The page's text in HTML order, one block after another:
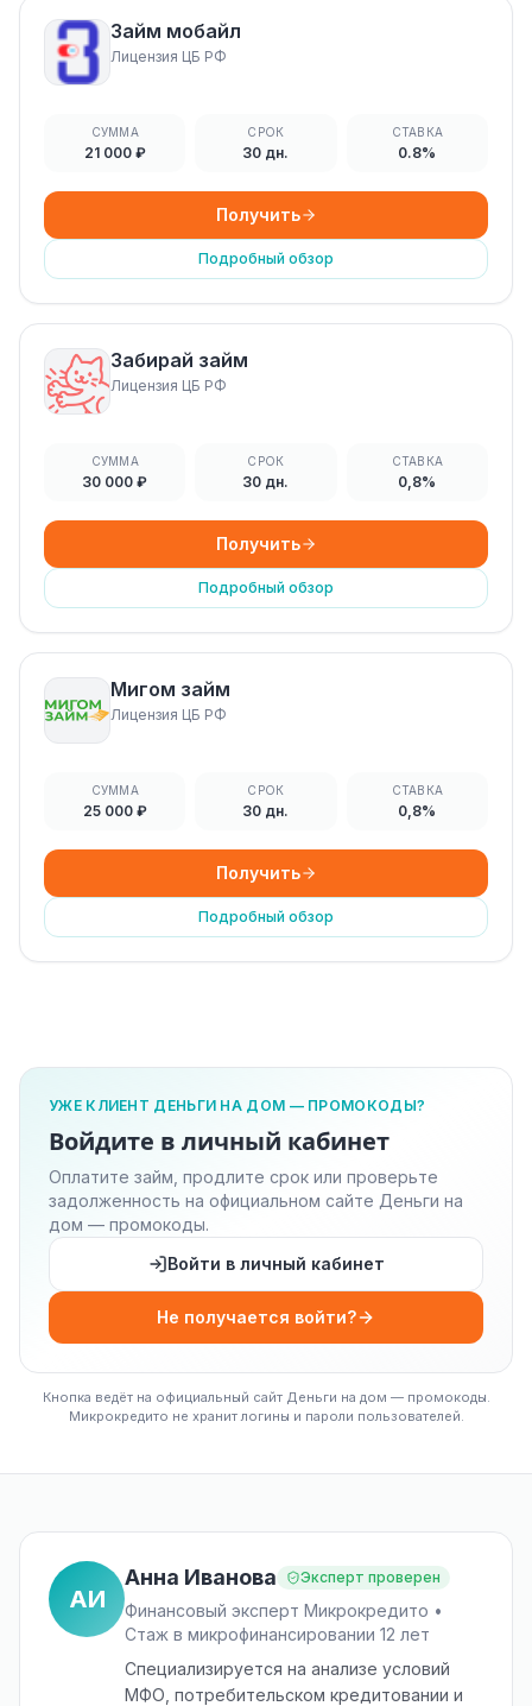
Займ мобайл
Лицензия ЦБ РФ
СУММА
21 000 ₽
СРОК
30 дн.
СТАВКА
0.8%
Получить
Подробный обзор
Забирай займ
Лицензия ЦБ РФ
СУММА
30 000 ₽
СРОК
30 дн.
СТАВКА
0,8%
Получить
Подробный обзор
Мигом займ
Лицензия ЦБ РФ
СУММА
25 000 ₽
СРОК
30 дн.
СТАВКА
0,8%
Получить
Подробный обзор
УЖЕ КЛИЕНТ ДЕНЬГИ НА ДОМ — ПРОМОКОДЫ?
Войдите в личный кабинет
Оплатите займ, продлите срок или проверьте
задолженность на официальном сайте Деньги на
дом — промокоды.
Войти в личный кабинет
Не получается войти?
Кнопка ведёт на официальный сайт Деньги на дом — промокоды.
Микрокредито не хранит логины и пароли пользователей.
АИ
Анна Иванова Эксперт проверен
Финансовый эксперт Микрокредито •
Стаж в микрофинансировании 12 лет
Специализируется на анализе условий
МФО, потребительском кредитовании и